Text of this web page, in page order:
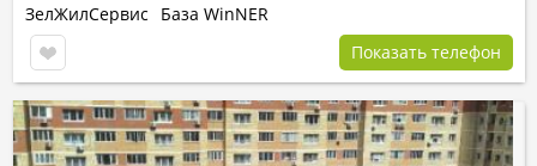
ЗелЖилСервис
База WinNER
Показать телефон